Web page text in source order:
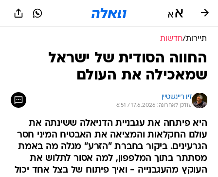
תיירות/חדשות
החווה הסודית של ישראל
שמאכילה את העולם
זיו ריינשטיין
עודכן לאחרונה: 17.6.2026 / 6:51
היא פיתחה את עגבניית הדניאלה ששינתה את
עולם החקלאות והמציאה את האבטיח המיני חסר
הגרעינים. ביקור בחברת "הזרע" מגלה מה באמת
מסתתר בתוך המלפפון, למה אסור לתלוש את
העוקץ מהעגבנייה - ואיך פיתוח של בצל אחד יכול